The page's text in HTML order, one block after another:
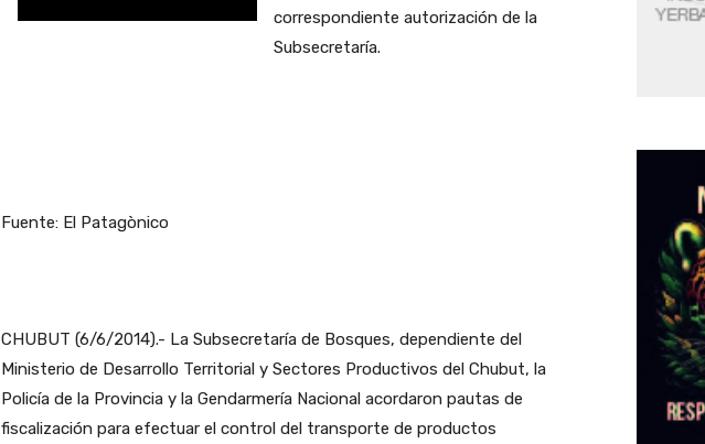
correspondiente autorización de la
Subsecretaría.
Fuente: El Patagònico
CHUBUT (6/6/2014).- La Subsecretaría de Bosques, dependiente del
Ministerio de Desarrollo Territorial y Sectores Productivos del Chubut, la
Policía de la Provincia y la Gendarmería Nacional acordaron pautas de
fiscalización para efectuar el control del transporte de productos